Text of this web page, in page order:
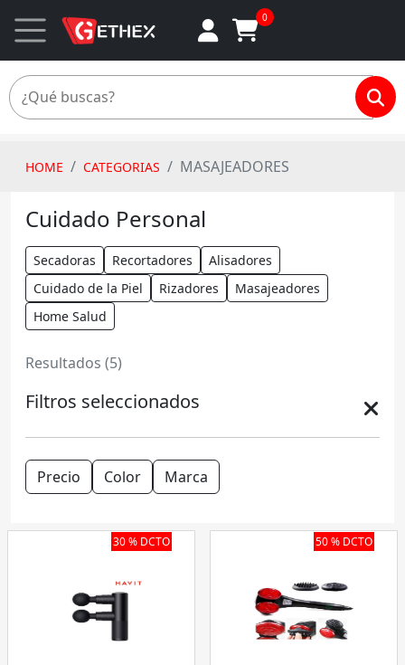
0
HOME CATEGORIAS MASAJEADORES
Cuidado Personal
Secadoras Recortadores
Alisadores
Cuidado de la Piel
Rizadores
Masajeadores
Home Salud
Resultados (5)
Filtros seleccionados
Precio Color Marca
30 % DCTO 50 % DCTO